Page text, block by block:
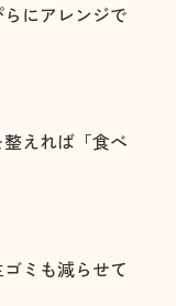
にアレンジで
えれば「食べ
ミも減らせて